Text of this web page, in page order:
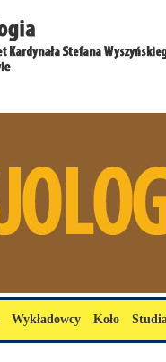
Wykładowcy Koło